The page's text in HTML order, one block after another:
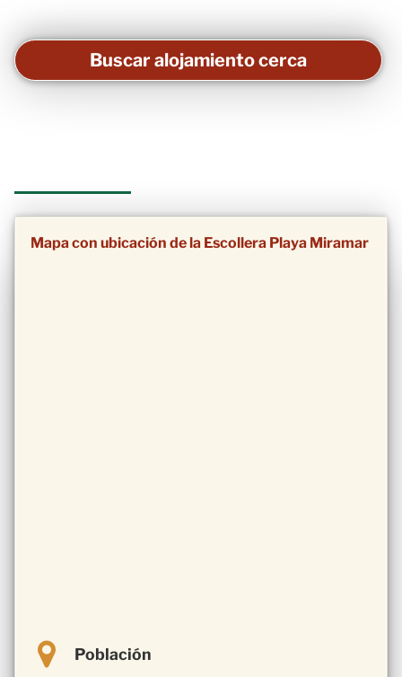
Buscar alojamiento cerca
Mapa con ubicación de la Escollera Playa Miramar
Población